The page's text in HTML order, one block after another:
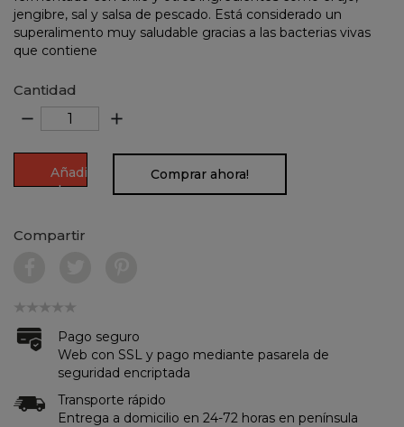
jengibre, sal y salsa de pescado. Está considerado un
superalimento muy saludable gracias a las bacterias vivas
que contiene
Cantidad
remove add
Añadir
al
Comprar ahora!
Compartir
Pago seguro
Web con SSL y pago mediante pasarela de
seguridad encriptada
Transporte rápido
Entrega a domicilio en 24-72 horas en península